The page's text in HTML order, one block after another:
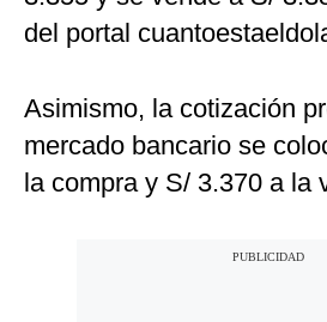
del portal
Asimismo, la cotización
mercado bancario se
la compra y S/ 3.370 a la